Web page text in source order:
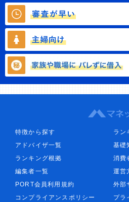
特徴から探す
ラン
アドバイザ一覧
基礎
ランキング根拠
消費
編集者一覧
運営
PORT会員利用規約
外部
コンプライアンスポリシー
プラ